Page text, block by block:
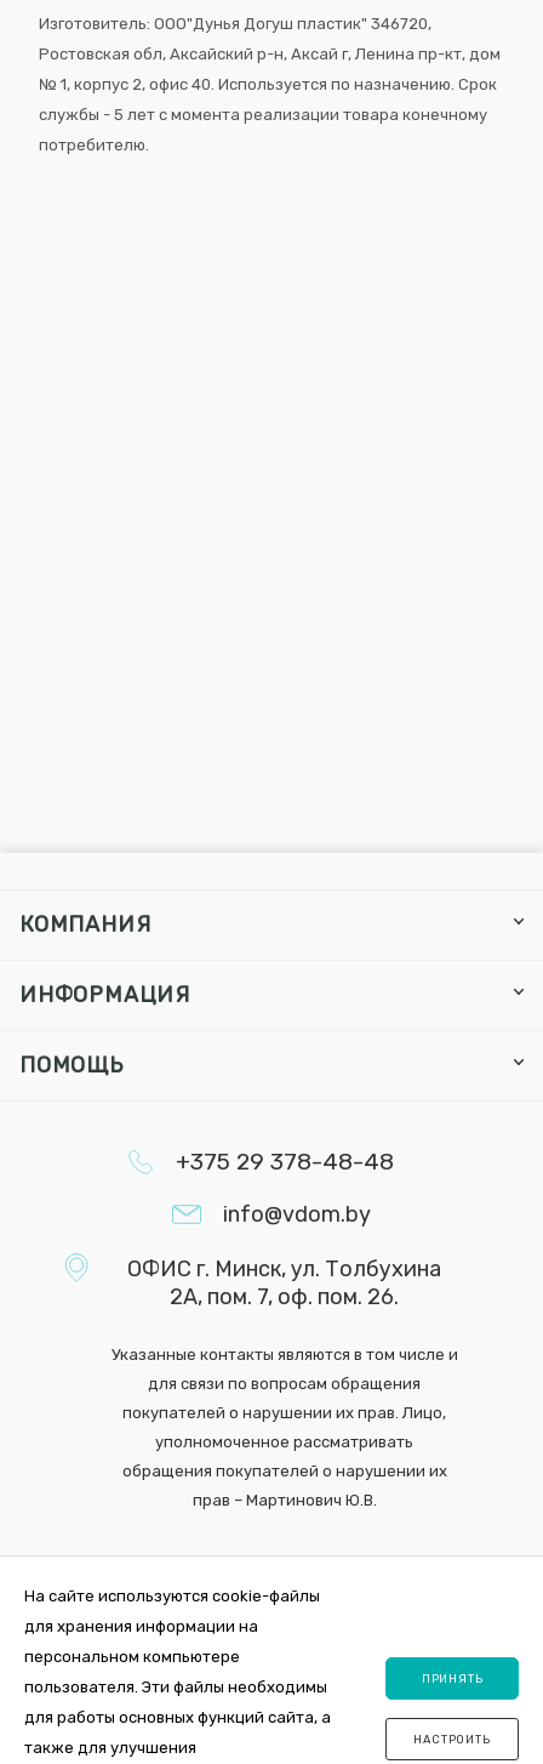
Изготовитель: ООО"Дунья Догуш пластик" 346720,
Ростовская обл, Аксайский р-н, Аксай г, Ленина пр-кт, дом
№ 1, корпус 2, офис 40. Используется по назначению. Срок
службы - 5 лет с момента реализации товара конечному
потребителю.
КОМПАНИЯ
ИНФОРМАЦИЯ
ПОМОЩЬ
+375 29 378-48-48
info@vdom.by
ОФИС г. Минск, ул. Толбухина
2А, пом. 7, оф. пом. 26.
Указанные контакты являются в том числе и
для связи по вопросам обращения
покупателей о нарушении их прав. Лицо,
уполномоченное рассматривать
обращения покупателей о нарушении их
прав – Мартинович Ю.В.
2026 © Интернет-магазин VDOM.by Регистрация в торговом реестре
На сайте используются cookie-файлы
для хранения информации на
персональном компьютере
пользователя. Эти файлы необходимы
для работы основных функций сайта, а
также для улучшения
ПРИНЯТЬ
НАСТРОИТЬ